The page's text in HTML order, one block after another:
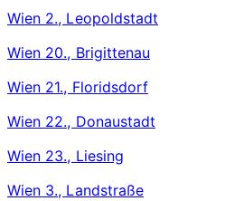
Wien 2., Leopoldstadt
Wien 20., Brigittenau
Wien 21., Floridsdorf
Wien 22., Donaustadt
Wien 23., Liesing
Wien 3., Landstraße